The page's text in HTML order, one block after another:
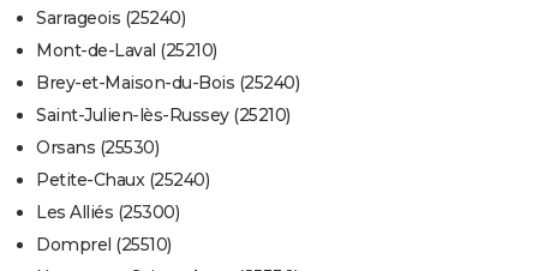
Sarrageois (25240)
Mont-de-Laval (25210)
Brey-et-Maison-du-Bois (25240)
Saint-Julien-lès-Russey (25210)
Orsans (25530)
Petite-Chaux (25240)
Les Alliés (25300)
Domprel (25510)